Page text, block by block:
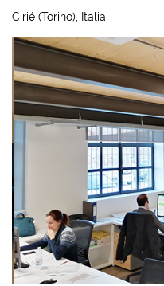
Cirié (Torino), Italia